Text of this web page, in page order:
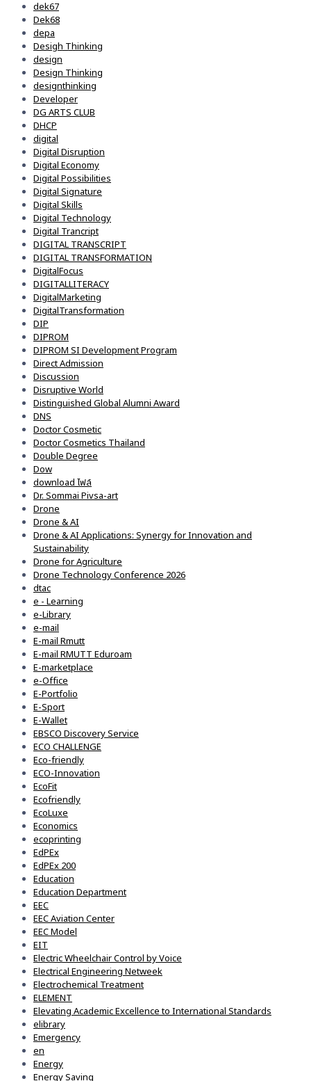
dek67
Dek68
depa
Desigh Thinking
design
Design Thinking
designthinking
Developer
DG ARTS CLUB
DHCP
digital
Digital Disruption
Digital Economy
Digital Possibilities
Digital Signature
Digital Skills
Digital Technology
Digital Trancript
DIGITAL TRANSCRIPT
DIGITAL TRANSFORMATION
DigitalFocus
DIGITALLITERACY
DigitalMarketing
DigitalTransformation
DIP
DIPROM
DIPROM SI Development Program
Direct Admission
Discussion
Disruptive World
Distinguished Global Alumni Award
DNS
Doctor Cosmetic
Doctor Cosmetics Thailand
Double Degree
Dow
download ไฟล์
Dr. Sommai Pivsa-art
Drone
Drone & AI
Drone & AI Applications: Synergy for Innovation and
Sustainability
Drone for Agriculture
Drone Technology Conference 2026
dtac
e - Learning
e-Library
e-mail
E-mail Rmutt
E-mail RMUTT Eduroam
E-marketplace
e-Office
E-Portfolio
E-Sport
E-Wallet
EBSCO Discovery Service
ECO CHALLENGE
Eco-friendly
ECO-Innovation
EcoFit
Ecofriendly
EcoLuxe
Economics
ecoprinting
EdPEx
EdPEx 200
Education
Education Department
EEC
EEC Aviation Center
EEC Model
EIT
Electric Wheelchair Control by Voice
Electrical Engineering Netweek
Electrochemical Treatment
ELEMENT
Elevating Academic Excellence to International Standards
elibrary
Emergency
en
Energy
Energy Saving